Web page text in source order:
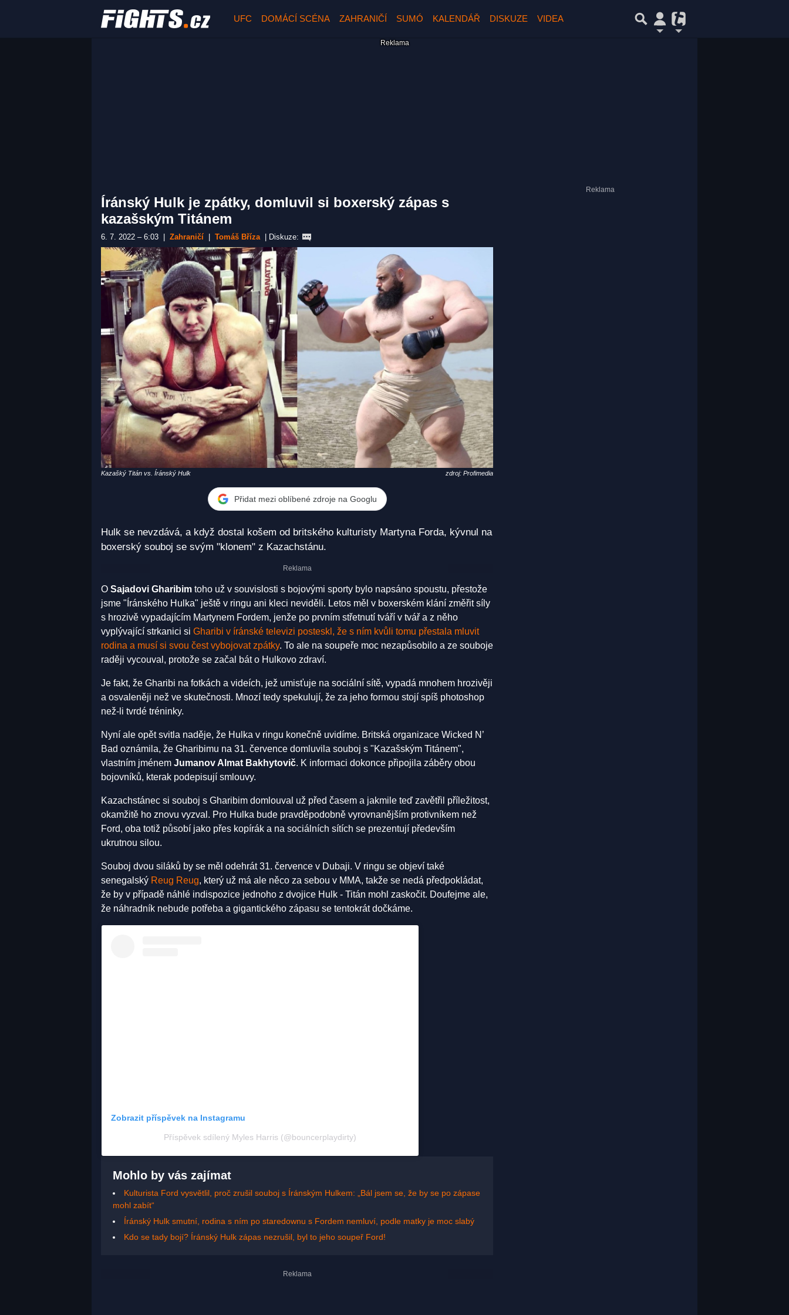
UFC DOMÁCÍ SCÉNA ZAHRANIČÍ SUMÓ KALENDÁŘ DISKUZE VIDEA
Íránský Hulk je zpátky, domluvil si boxerský zápas s
kazašským Titánem
6. 7. 2022 – 6:03 Zahraničí Tomáš Bříza Diskuze:
Kazašký Titán vs. Íránský Hulk zdroj: Profimedia
Přidat mezi oblíbené zdroje na Googlu
Hulk se nevzdává, a když dostal košem od britského kulturisty Martyna Forda, kývnul na
boxerský souboj se svým "klonem" z Kazachstánu.
O Sajadovi Gharibim toho už v souvislosti s bojovými sporty bylo napsáno spoustu, přestože
jsme "Íránského Hulka" ještě v ringu ani kleci neviděli. Letos měl v boxerském klání změřit síly
s hrozivě vypadajícím Martynem Fordem, jenže po prvním střetnutí tváří v tvář a z něho
vyplývající strkanici si Gharibi v íránské televizi posteskl, že s ním kvůli tomu přestala mluvit
rodina a musí si svou čest vybojovat zpátky. To ale na soupeře moc nezapůsobilo a ze souboje
raději vycouval, protože se začal bát o Hulkovo zdraví.
Je fakt, že Gharibi na fotkách a videích, jež umisťuje na sociální sítě, vypadá mnohem hrozivěji
a osvaleněji než ve skutečnosti. Mnozí tedy spekulují, že za jeho formou stojí spíš photoshop
než-li tvrdé tréninky.
Nyní ale opět svitla naděje, že Hulka v ringu konečně uvidíme. Britská organizace Wicked N’
Bad oznámila, že Gharibimu na 31. července domluvila souboj s "Kazašským Titánem",
vlastním jménem Jumanov Almat Bakhytovič. K informaci dokonce připojila záběry obou
bojovníků, kterak podepisují smlouvy.
Kazachstánec si souboj s Gharibim domlouval už před časem a jakmile teď zavětřil příležitost,
okamžitě ho znovu vyzval. Pro Hulka bude pravděpodobně vyrovnanějším protivníkem než
Ford, oba totiž působí jako přes kopírák a na sociálních sítích se prezentují především
ukrutnou silou.
Souboj dvou siláků by se měl odehrát 31. července v Dubaji. V ringu se objeví také
senegalský Reug Reug, který už má ale něco za sebou v MMA, takže se nedá předpokládat,
že by v případě náhlé indispozice jednoho z dvojice Hulk - Titán mohl zaskočit. Doufejme ale,
že náhradník nebude potřeba a gigantického zápasu se tentokrát dočkáme.
Zobrazit příspěvek na Instagramu
Příspěvek sdílený Myles Harris (@bouncerplaydirty)
Mohlo by vás zajímat
Kulturista Ford vysvětlil, proč zrušil souboj s Íránským Hulkem: „Bál jsem se, že by se po zápase
mohl zabít“
Íránský Hulk smutní, rodina s ním po staredownu s Fordem nemluví, podle matky je moc slabý
Kdo se tady bojí? Íránský Hulk zápas nezrušil, byl to jeho soupeř Ford!